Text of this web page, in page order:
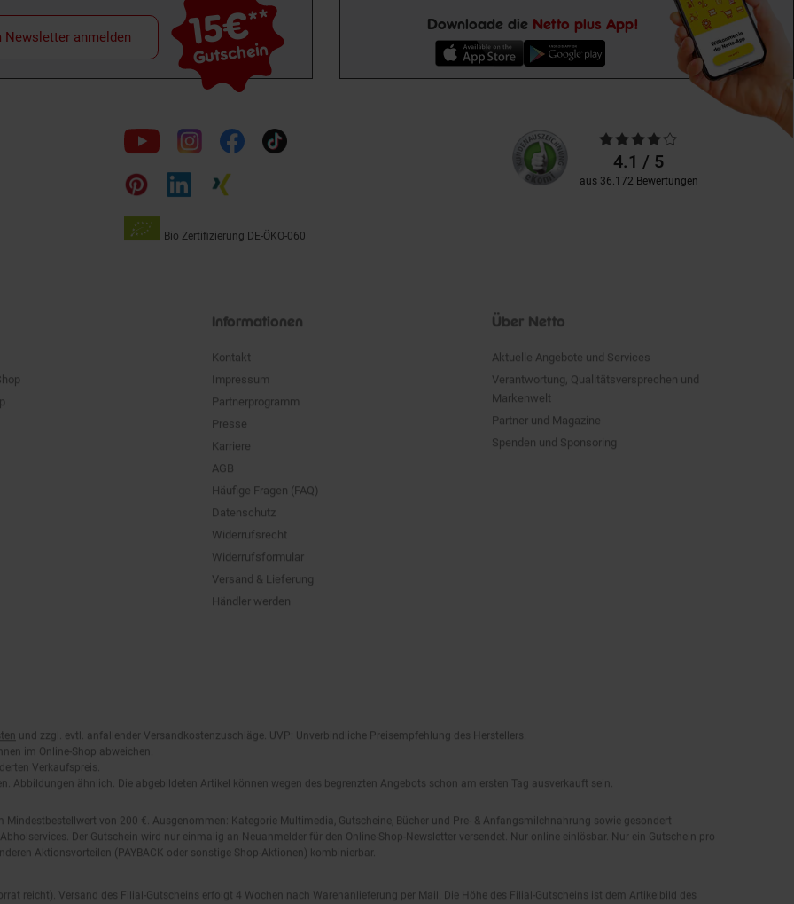
15€**
Gutschein
Newsletter anmelden
Downloade die Netto plus App!
Folge
uns
Unsere
Bio Zertifizierung DE-ÖKO-060
Kundenbewertungen
Durchschnittliche
Bewertungen
4.1 / 5
aus 36.172 Bewertungen
Impressum
Partnerprogramm
Presse
Karriere
AGB
Häufige Fragen (FAQ)
Datenschutz
Widerrufsrecht
Widerrufsformular
Versand & Lieferung
Händler werden
Verantwortung, Qualitätsversprechen und
Markenwelt
Partner und Magazine
Spenden und Sponsoring
Abbildungen ähnlich. Die abgebildeten Artikel können wegen des begrenzten Angebots schon am ersten Tag ausverkauft sein.
von 200 €. Ausgenommen: Kategorie Multimedia, Gutscheine, Bücher und Pre- & Anfangsmilchnahrung sowie gesondert
Aktionsvorteilen (PAYBACK oder sonstige Shop-Aktionen) kombinierbar.
reicht). Versand des Filial-Gutscheins erfolgt 4 Wochen nach Warenanlieferung per Mail. Die Höhe des Filial-Gutscheins ist dem Artikelbild des
Der Filial-Gutschein ist ohne Mindesteinkaufswert einlösbar. Nicht mit anderen Aktionsvorteilen (PAYBACK oder sonstige Shop-Aktionen) kombinierbar.